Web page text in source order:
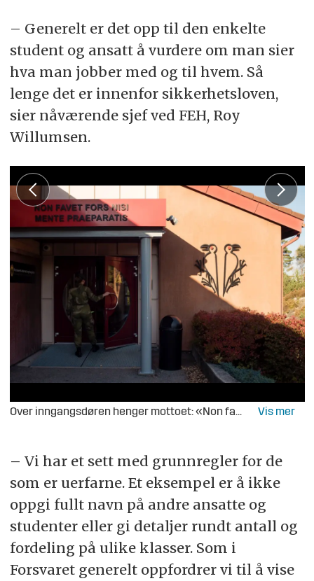
– Generelt er det opp til den enkelte
student og ansatt å vurdere om man sier
hva man jobber med og til hvem. Så
lenge det er innenfor sikkerhetsloven,
sier nåværende sjef ved FEH, Roy
Willumsen.
Over inngangsdøren henger mottoet: «Non favet forsnisi mente praeparatis», som betyr « det forberedte sinn utnytter mulighetene best»
– Vi har et sett med grunnregler for de
som er uerfarne. Et eksempel er å ikke
oppgi fullt navn på andre ansatte og
studenter eller gi detaljer rundt antall og
fordeling på ulike klasser. Som i
Forsvaret generelt oppfordrer vi til å vise